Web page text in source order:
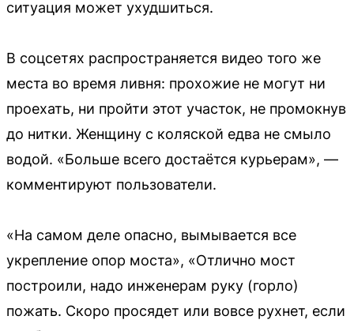
ситуация может ухудшиться.
В соцсетях распространяется видео того же
места во время ливня: прохожие не могут ни
проехать, ни пройти этот участок, не промокнув
до нитки. Женщину с коляской едва не смыло
водой. «Больше всего достаётся курьерам», —
комментируют пользователи.
«На самом деле опасно, вымывается все
укрепление опор моста», «Отлично мост
построили, надо инженерам руку (горло)
пожать. Скоро просядет или вовсе рухнет, если